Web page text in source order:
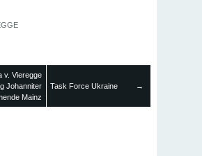
v. Vieregge
Johanniter
Mainz
Task Force Ukraine →